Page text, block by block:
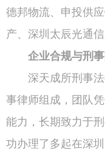
德邦物流、申投供
产、深圳太辰光通
企业合规与刑
深天成所刑事
事律师组成，团队
能力，长期致力于
功办理了多起在深